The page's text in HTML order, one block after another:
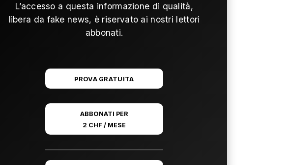
L’accesso a questa informazione di qualità,
libera da fake news, è riservato ai nostri lettori
abbonati.
PROVA GRATUITA
ABBONATI PER
2 CHF / MESE